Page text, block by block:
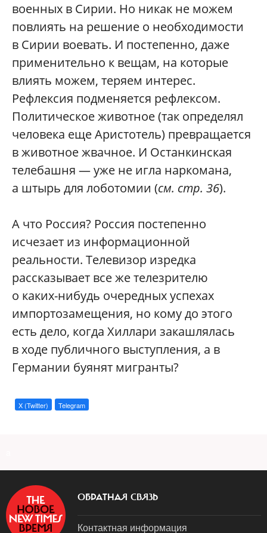
военных в Сирии. Но никак не можем
повлиять на решение о необходимости
в Сирии воевать. И постепенно, даже
применительно к вещам, на которые
влиять можем, теряем интерес.
Рефлексия подменяется рефлексом.
Политическое животное (так определял
человека еще Аристотель) превращается
в животное жвачное. И Останкинская
телебашня — уже не игла наркомана,
а штырь для лоботомии (см. стр. 36).
А что Россия? Россия постепенно
исчезает из информационной
реальности. Телевизор изредка
рассказывает все же телезрителю
о каких-нибудь очередных успехах
импортозамещения, но кому до этого
есть дело, когда Хиллари закашлялась
в ходе публичного выступления, а в
Германии буянят мигранты?
X (Twitter) Telegram
ОБРАТНАЯ СВЯЗЬ
Контактная информация